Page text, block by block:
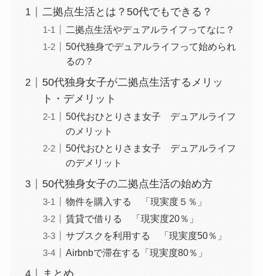
二拠点生活とは？50代でもできる？
二拠点生活やデュアルライフってなに？
50代独身でデュアルライフって始められ
るの？
50代独身女子が二拠点生活するメリッ
ト・デメリット
50代おひとりさま女子 デュアルライフ
のメリット
50代おひとりさま女子 デュアルライフ
のデメリット
50代独身女子の二拠点生活の始め方
物件を購入する 「現実度５％」
賃貸で借りる 「現実度20％」
サブスクを利用する 「現実度50％」
Airbnbで滞在する「現実度80％」